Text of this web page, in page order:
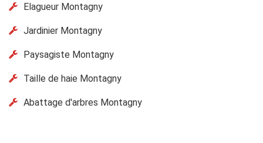
Elagueur Montagny
Jardinier Montagny
Paysagiste Montagny
Taille de haie Montagny
Abattage d'arbres Montagny